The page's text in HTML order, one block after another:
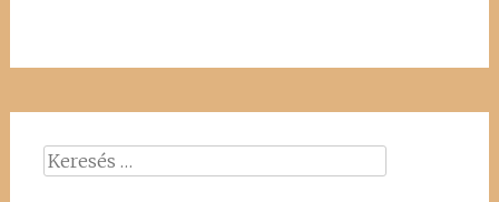
Keresés: